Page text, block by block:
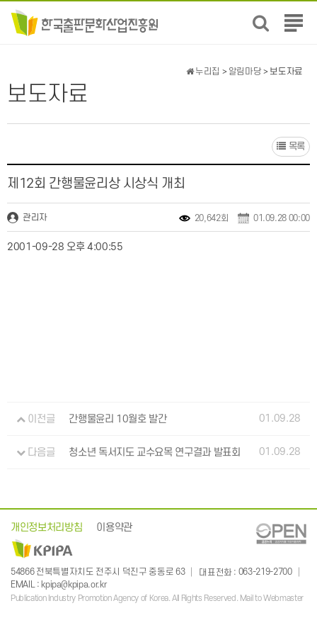
전
뉴
보도자료
누리집 > 알림마당 > 보도자료
목록
제12회 간행물윤리상 시상식 개최
관리자 20,642회 01.09.28 00:00
2001-09-28 오후 4:00:55
이전글 간행물윤리 10월호 발간 01.09.28
다음글 청소년 독서지도 교수요목 연구결과 발표회 01.09.28
개인정보처리방침 이용약관
54866 전북특별자치도 전주시 덕진구 중동로 63 대표전화: 063-219-2700
EMAIL
:kpipa@kpipa.or.kr
Publication Industry Promotion Agency of Korea. All Rights Reserved. Mail to Webmaster